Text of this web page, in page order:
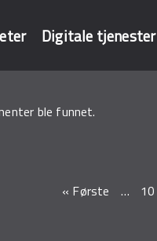
Digitale tjenester
ble funnet.
« Første … 10